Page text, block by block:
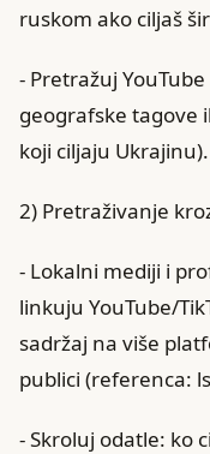
ruskom ako ciljaš
- Pretražuj
geografske tagove
koji ciljaju Ukrajinu).
2) Pretraživanje
- Lokalni mediji i
linkuju YouTube/
sadržaj na više
publici (referenca:
- Skroluj odatle: ko